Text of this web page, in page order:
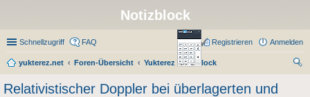
Notizblock
Schnellzugriff FAQ Anmelden
Registrieren
yukterez.net Foren-Übersicht
Yukterez Notizblock
Relativistischer Doppler bei überlagerten und